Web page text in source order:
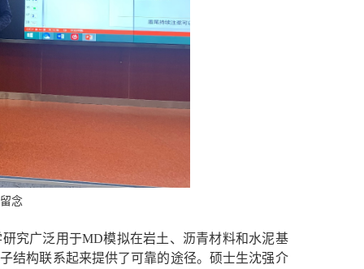
念
究广泛用于MD模拟在岩土、沥青材料和水泥基
结构联系起来提供了可靠的途径。硕士生沈强介